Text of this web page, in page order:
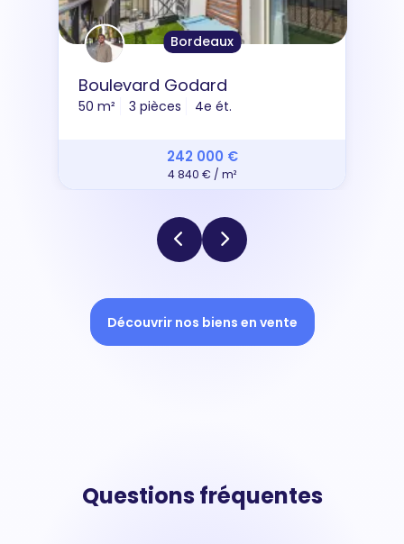
Bordeaux
Boulevard Godard
50 m² 3 pièces 4e ét.
242 000 €
4 840 € / m²
Découvrir nos biens en vente
Questions fréquentes